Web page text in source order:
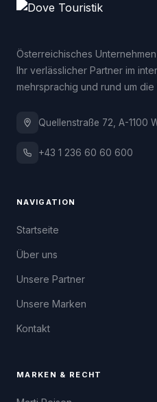
Österreichisches
Ihr verlässlicher Partner im
mehrsprachig und rund um die
Quellenstraße 72, A-1100
+43 1 236 60 60 600
NAVIGATION
Startseite
Über uns
Unsere Partner
Unsere Marken
Kontakt
MARKEN & RECHT